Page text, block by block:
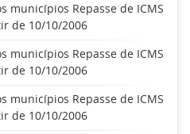
municípios Repasse de ICMS
de 10/10/2006
municípios Repasse de ICMS
de 10/10/2006
municípios Repasse de ICMS
de 10/10/2006